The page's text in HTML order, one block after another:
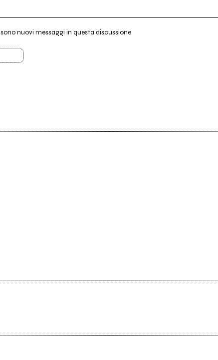
nuovi messaggi in questa discussione